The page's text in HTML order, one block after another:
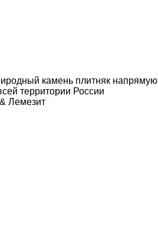
камень плитняк напрямую
территории России
Лемезит